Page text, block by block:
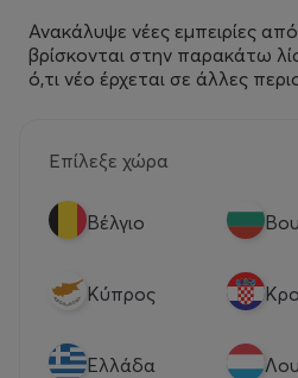
Ανακάλυψε νέες εμπειρίες
βρίσκονται στην παρακάτω
ό,τι νέο έρχεται σε άλλες
Επίλεξε χώρα
Βέλγιο
Κύπρος
Eλλάδα